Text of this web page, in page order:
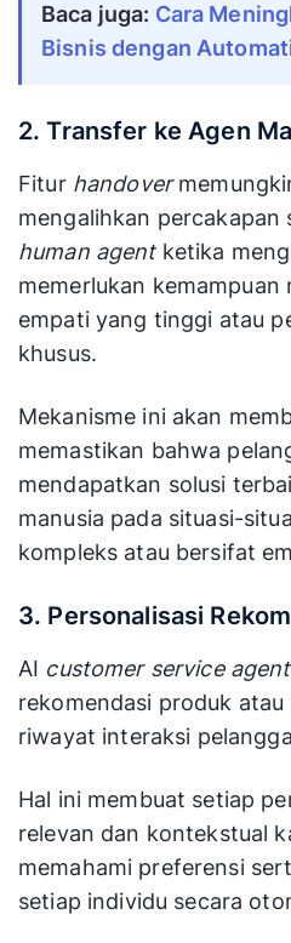
Baca juga: Cara
Bisnis dengan
2. Transfer ke Agen
Fitur handover
mengalihkan percakapan
human agentketika
memerlukan kemampuan
empati yang tinggi atau
khusus.
Mekanisme ini akan
memastikan bahwa
mendapatkan solusi
manusia pada situasi-
kompleks atau bersifat
3. Personalisasi
AI customer service agent
rekomendasi produk
riwayat interaksi
Hal ini membuat setiap
relevan dan kontekstual
memahami preferensi
setiap individu secara